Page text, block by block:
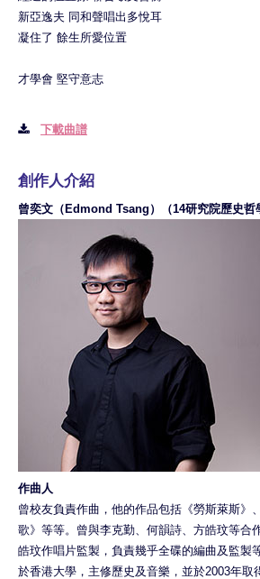
新亞逸夫 同和聲唱出多悅耳
凝住了 餘生所愛位置
才學會 堅守意志
下載曲譜
創作人介紹
曾奕文（Edmond Tsang）（14研究院歷史哲
作曲人
曾校友負責作曲，他的作品包括《勞斯萊斯》
歌》等等。曾與李克勤、何韻詩、方皓玟等合
皓玟作唱片監製，負責幾乎全碟的編曲及監製
於香港大學，主修歷史及音樂，並於2003年取